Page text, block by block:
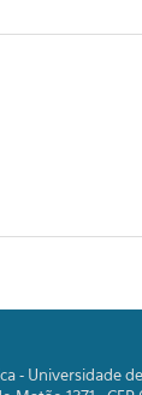
- Universidade